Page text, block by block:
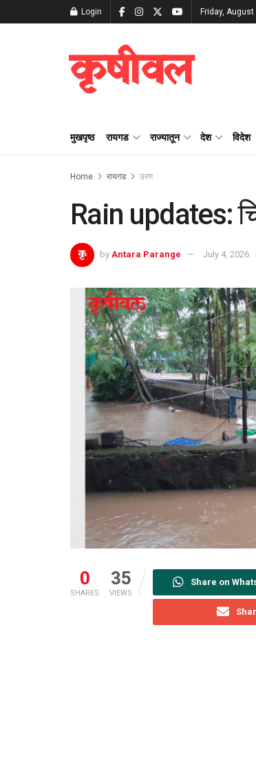
Login Friday,
कृषीवल
मुखपृष्ठ रायगड राज्यातून देश विदेश
Home रायगड उरण
Rain updates:
by Antara Parange July 4, 2026
0
SHARES
35
VIEWS
Share on